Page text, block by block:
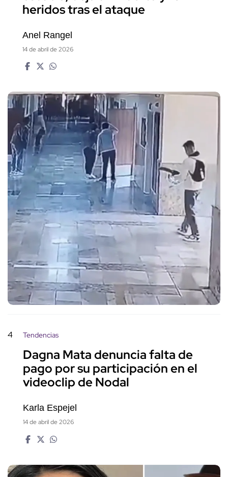
heridos tras el ataque
Anel Rangel
14 de abril de 2026
4 Tendencias
Dagna Mata denuncia falta de
pago por su participación en el
videoclip de Nodal
Karla Espejel
14 de abril de 2026